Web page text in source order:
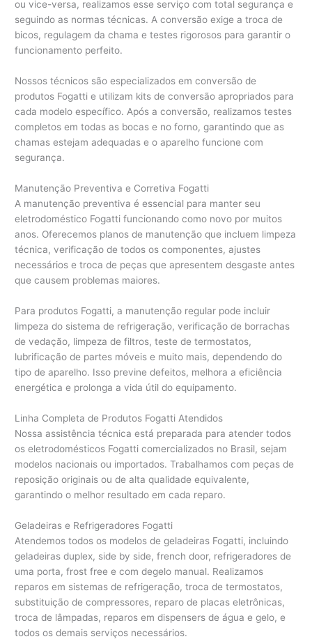
ou vice-versa, realizamos esse serviço com total segurança e
seguindo as normas técnicas. A conversão exige a troca de
bicos, regulagem da chama e testes rigorosos para garantir o
funcionamento perfeito.
Nossos técnicos são especializados em conversão de
produtos Fogatti e utilizam kits de conversão apropriados para
cada modelo específico. Após a conversão, realizamos testes
completos em todas as bocas e no forno, garantindo que as
chamas estejam adequadas e o aparelho funcione com
segurança.
Manutenção Preventiva e Corretiva Fogatti
A manutenção preventiva é essencial para manter seu
eletrodoméstico Fogatti funcionando como novo por muitos
anos. Oferecemos planos de manutenção que incluem limpeza
técnica, verificação de todos os componentes, ajustes
necessários e troca de peças que apresentem desgaste antes
que causem problemas maiores.
Para produtos Fogatti, a manutenção regular pode incluir
limpeza do sistema de refrigeração, verificação de borrachas
de vedação, limpeza de filtros, teste de termostatos,
lubrificação de partes móveis e muito mais, dependendo do
tipo de aparelho. Isso previne defeitos, melhora a eficiência
energética e prolonga a vida útil do equipamento.
Linha Completa de Produtos Fogatti Atendidos
Nossa assistência técnica está preparada para atender todos
os eletrodomésticos Fogatti comercializados no Brasil, sejam
modelos nacionais ou importados. Trabalhamos com peças de
reposição originais ou de alta qualidade equivalente,
garantindo o melhor resultado em cada reparo.
Geladeiras e Refrigeradores Fogatti
Atendemos todos os modelos de geladeiras Fogatti, incluindo
geladeiras duplex, side by side, french door, refrigeradores de
uma porta, frost free e com degelo manual. Realizamos
reparos em sistemas de refrigeração, troca de termostatos,
substituição de compressores, reparo de placas eletrônicas,
troca de lâmpadas, reparos em dispensers de água e gelo, e
todos os demais serviços necessários.